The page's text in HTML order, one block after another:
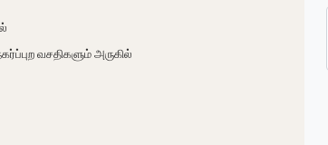
வசதிகளும் அருகில்